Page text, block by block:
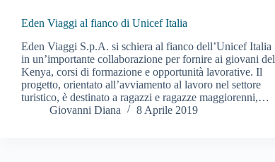
Eden Viaggi al fianco di Unicef Italia
Eden Viaggi S.p.A. si schiera al fianco dell’Unicef Italia
in un’importante collaborazione per fornire ai giovani del
Kenya, corsi di formazione e opportunità lavorative. Il
progetto, orientato all’avviamento al lavoro nel settore
turistico, è destinato a ragazzi e ragazze maggiorenni,…
Giovanni Diana
8 Aprile 2019